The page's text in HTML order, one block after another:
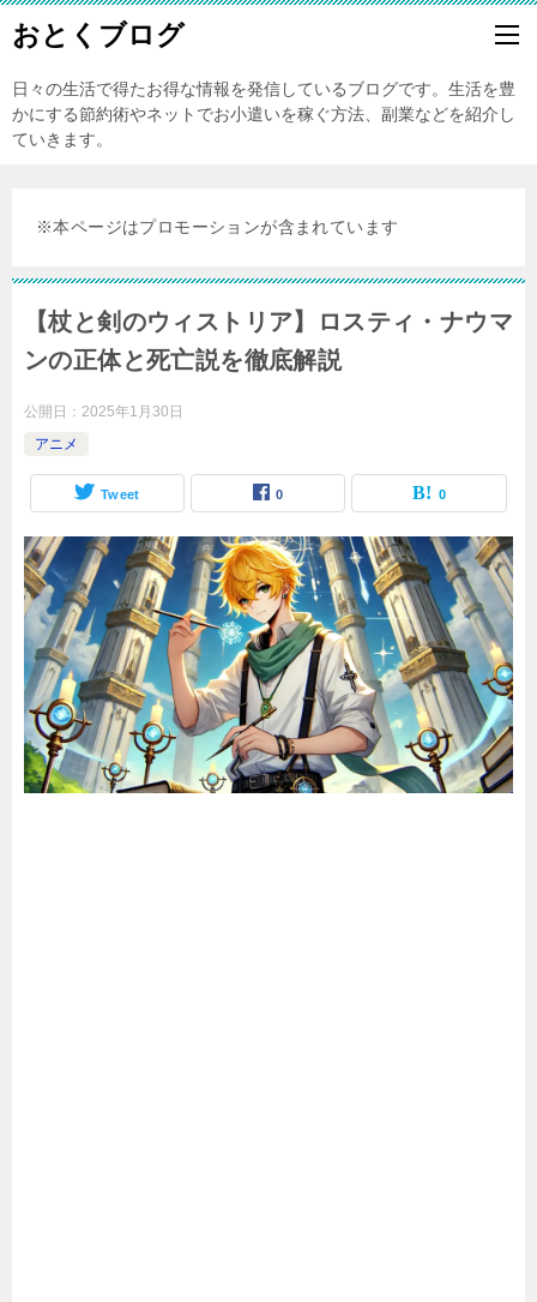
おとくブログ
日々の生活で得たお得な情報を発信しているブログです。生活を豊
かにする節約術やネットでお小遣いを稼ぐ方法、副業などを紹介し
ていきます。
※本ページはプロモーションが含まれています
【杖と剣のウィストリア】ロスティ・ナウマ
ンの正体と死亡説を徹底解説
公開日： 2025年1月30日
アニメ
Tweet 0 0